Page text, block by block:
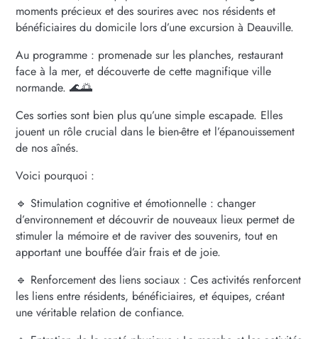
moments précieux et des sourires avec nos résidents et
bénéficiaires du domicile lors d’une excursion à Deauville.
Au programme : promenade sur les planches, restaurant
face à la mer, et découverte de cette magnifique ville
normande. 🌊🌅
Ces sorties sont bien plus qu’une simple escapade. Elles
jouent un rôle crucial dans le bien-être et l’épanouissement
de nos aînés.
Voici pourquoi :
🔹 Stimulation cognitive et émotionnelle : changer
d’environnement et découvrir de nouveaux lieux permet de
stimuler la mémoire et de raviver des souvenirs, tout en
apportant une bouffée d’air frais et de joie.
🔹 Renforcement des liens sociaux : Ces activités renforcent
les liens entre résidents, bénéficiaires, et équipes, créant
une véritable relation de confiance.